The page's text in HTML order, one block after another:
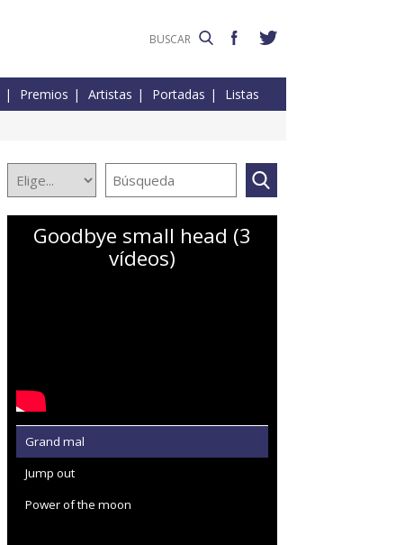
Premios Artistas Portadas Listas
Goodbye small head (3
vídeos)
Grand mal
Jump out
Power of the moon